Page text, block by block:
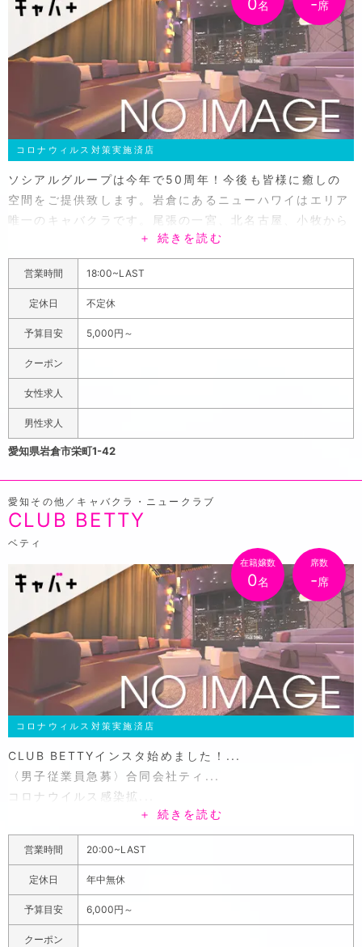
0名 -席
コロナウィルス対策実施済店
ソシアルグループは今年で50周年！今後も皆様に癒しの
空間をご提供致します。岩倉にあるニューハワイはエリア
唯一のキャバクラです。尾張の一宮、北名古屋、小牧から
もアクセスがしやすく、常連様だけでなく遠方のお客様に
も好評です。ギラギラしすぎないから一見さんも馴染みや
すく、落ち着いた空間で贅沢な時間を過ごせます。老舗な
がらの安心できる雰囲気の中で、スッと気軽に通えるお店
として、お客様に愛され続けています。女性キャストも20
代を中心に、職業系のコスプレから、煌びやかなドレスま
で、様々な衣装に身を包んでいます。イベントも毎月開催
しているのでチェックしてみてください。
＋ 続きを読む
営業時間 18:00~LAST
定休日 不定休
予算目安 5,000円～
クーポン
女性求人
男性求人
愛知県岩倉市栄町1-42
愛知その他／キャバクラ・ニュークラブ
CLUB BETTY
ベティ
在籍嬢数
0名
席数
-席
コロナウィルス対策実施済店
CLUB BETTYインスタ始めました！...
〈男子従業員急募〉合同会社ティ...
コロナウイルス感染拡...
知立駅を出て、立駐方面に横断歩道を渡ればすぐ見えてく
るベティは、駅からも近いので行きつけにするにはピッタ
リのキャバクラです。入口がビルの地下にあり、薄暗い照
明が大人の隠れ家といった雰囲気が出ていてドキドキ感を
味わえます。ゆったりと大人数も座れるように長めに設置
されたソファ席は、今日一日頑張った疲れをゆっくりと癒
せる空間を演出しています。また、そこにひと華咲かせて
＋ 続きを読む
営業時間 20:00~LAST
定休日 年中無休
予算目安 6,000円～
クーポン